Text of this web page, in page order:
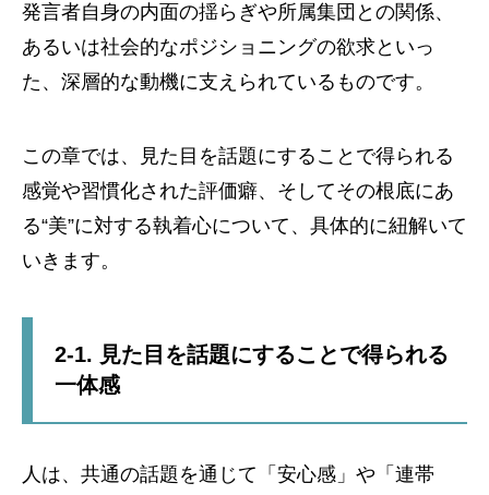
発言者自身の内面の揺らぎや所属集団との関係、
あるいは社会的なポジショニングの欲求といっ
た、深層的な動機に支えられているものです。
この章では、見た目を話題にすることで得られる
感覚や習慣化された評価癖、そしてその根底にあ
る“美”に対する執着心について、具体的に紐解いて
いきます。
2-1. 見た目を話題にすることで得られる
一体感
人は、共通の話題を通じて「安心感」や「連帯